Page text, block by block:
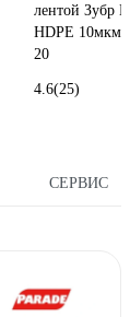
лентой
HDPE 10мкм
20
4.6(25)
СЕРВИС